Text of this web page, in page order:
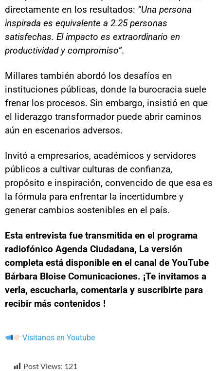
directamente en los resultados: “Una persona
inspirada es equivalente a 2.25 personas
satisfechas. El impacto es extraordinario en
productividad y compromiso”.
Millares también abordó los desafíos en
instituciones públicas, donde la burocracia suele
frenar los procesos. Sin embargo, insistió en que
el liderazgo transformador puede abrir caminos
aún en escenarios adversos.
Invitó a empresarios, académicos y servidores
públicos a cultivar culturas de confianza,
propósito e inspiración, convencido de que esa es
la fórmula para enfrentar la incertidumbre y
generar cambios sostenibles en el país.
Esta entrevista fue transmitida en el programa
radiofónico Agenda Ciudadana, La versión
completa está disponible en el canal de YouTube
Bárbara Bloise Comunicaciones. ¡Te invitamos a
verla, escucharla, comentarla y suscribirte para
recibir más contenidos !
Visitanos en Youtube
Post Views: 121